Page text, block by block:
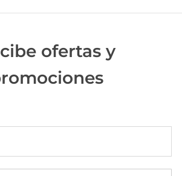
ofertas y